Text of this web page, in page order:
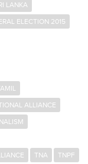
LANKA
ELECTION 2015
ALLIANCE
TNA
TNPF